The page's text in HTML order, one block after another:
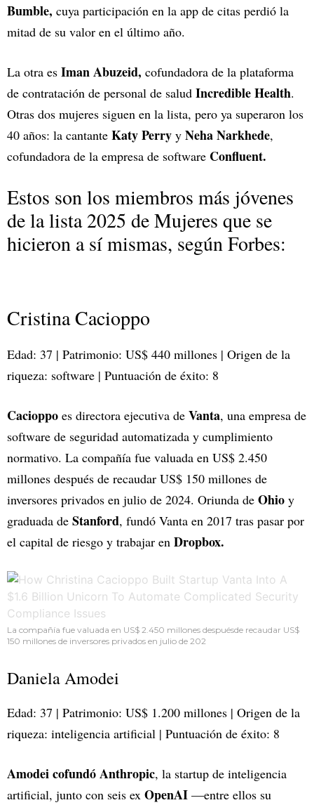
Bumble, cuya participación en la app de citas perdió la
mitad de su valor en el último año.
La otra es Iman Abuzeid, cofundadora de la plataforma
de contratación de personal de salud Incredible Health.
Otras dos mujeres siguen en la lista, pero ya superaron los
40 años: la cantante Katy Perry y Neha Narkhede,
cofundadora de la empresa de software Confluent.
Estos son los miembros más jóvenes
de la lista 2025 de Mujeres que se
hicieron a sí mismas, según Forbes:
Cristina Cacioppo
Edad: 37 | Patrimonio: US$ 440 millones | Origen de la
riqueza: software | Puntuación de éxito: 8
Cacioppo es directora ejecutiva de Vanta, una empresa de
software de seguridad automatizada y cumplimiento
normativo. La compañía fue valuada en US$ 2.450
millones después de recaudar US$ 150 millones de
inversores privados en julio de 2024. Oriunda de Ohio y
graduada de Stanford, fundó Vanta en 2017 tras pasar por
el capital de riesgo y trabajar en Dropbox.
La compañía fue valuada en US$ 2.450 millones despuésde recaudar US$
150 millones de inversores privados en julio de 202
Daniela Amodei
Edad: 37 | Patrimonio: US$ 1.200 millones | Origen de la
riqueza: inteligencia artificial | Puntuación de éxito: 8
Amodei cofundó Anthropic, la startup de inteligencia
artificial, junto con seis ex OpenAI —entre ellos su